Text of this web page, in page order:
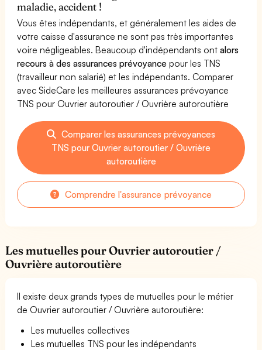
maladie, accident !
Vous êtes indépendants, et généralement les aides de
votre caisse d'assurance ne sont pas très importantes
voire négligeables. Beaucoup d'indépendants ontalors
recours à des assurances prévoyance pour les TNS
(travailleur non salarié) et les indépendants. Comparer
avec SideCare les meilleures assurances prévoyance
TNS pour Ouvrier autoroutier / Ouvrière autoroutière
Comparer les assurances prévoyances
TNS pour Ouvrier autoroutier / Ouvrière
autoroutière
Comprendre l'assurance prévoyance
Les mutuelles pour Ouvrier autoroutier /
Ouvrière autoroutière
Il existe deux grands types de mutuelles pour le métier
de Ouvrier autoroutier / Ouvrière autoroutière:
Les mutuelles collectives
Les mutuelles TNS pour les indépendants